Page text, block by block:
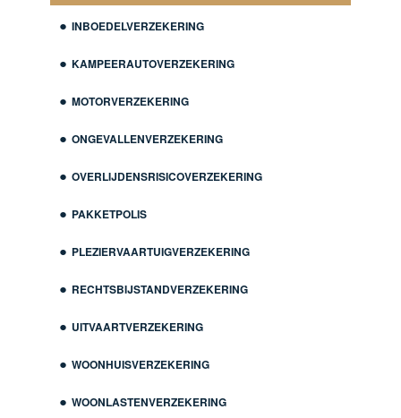
INBOEDELVERZEKERING
KAMPEERAUTOVERZEKERING
MOTORVERZEKERING
ONGEVALLENVERZEKERING
OVERLIJDENSRISICOVERZEKERING
PAKKETPOLIS
PLEZIERVAARTUIGVERZEKERING
RECHTSBIJSTANDVERZEKERING
UITVAARTVERZEKERING
WOONHUISVERZEKERING
WOONLASTENVERZEKERING